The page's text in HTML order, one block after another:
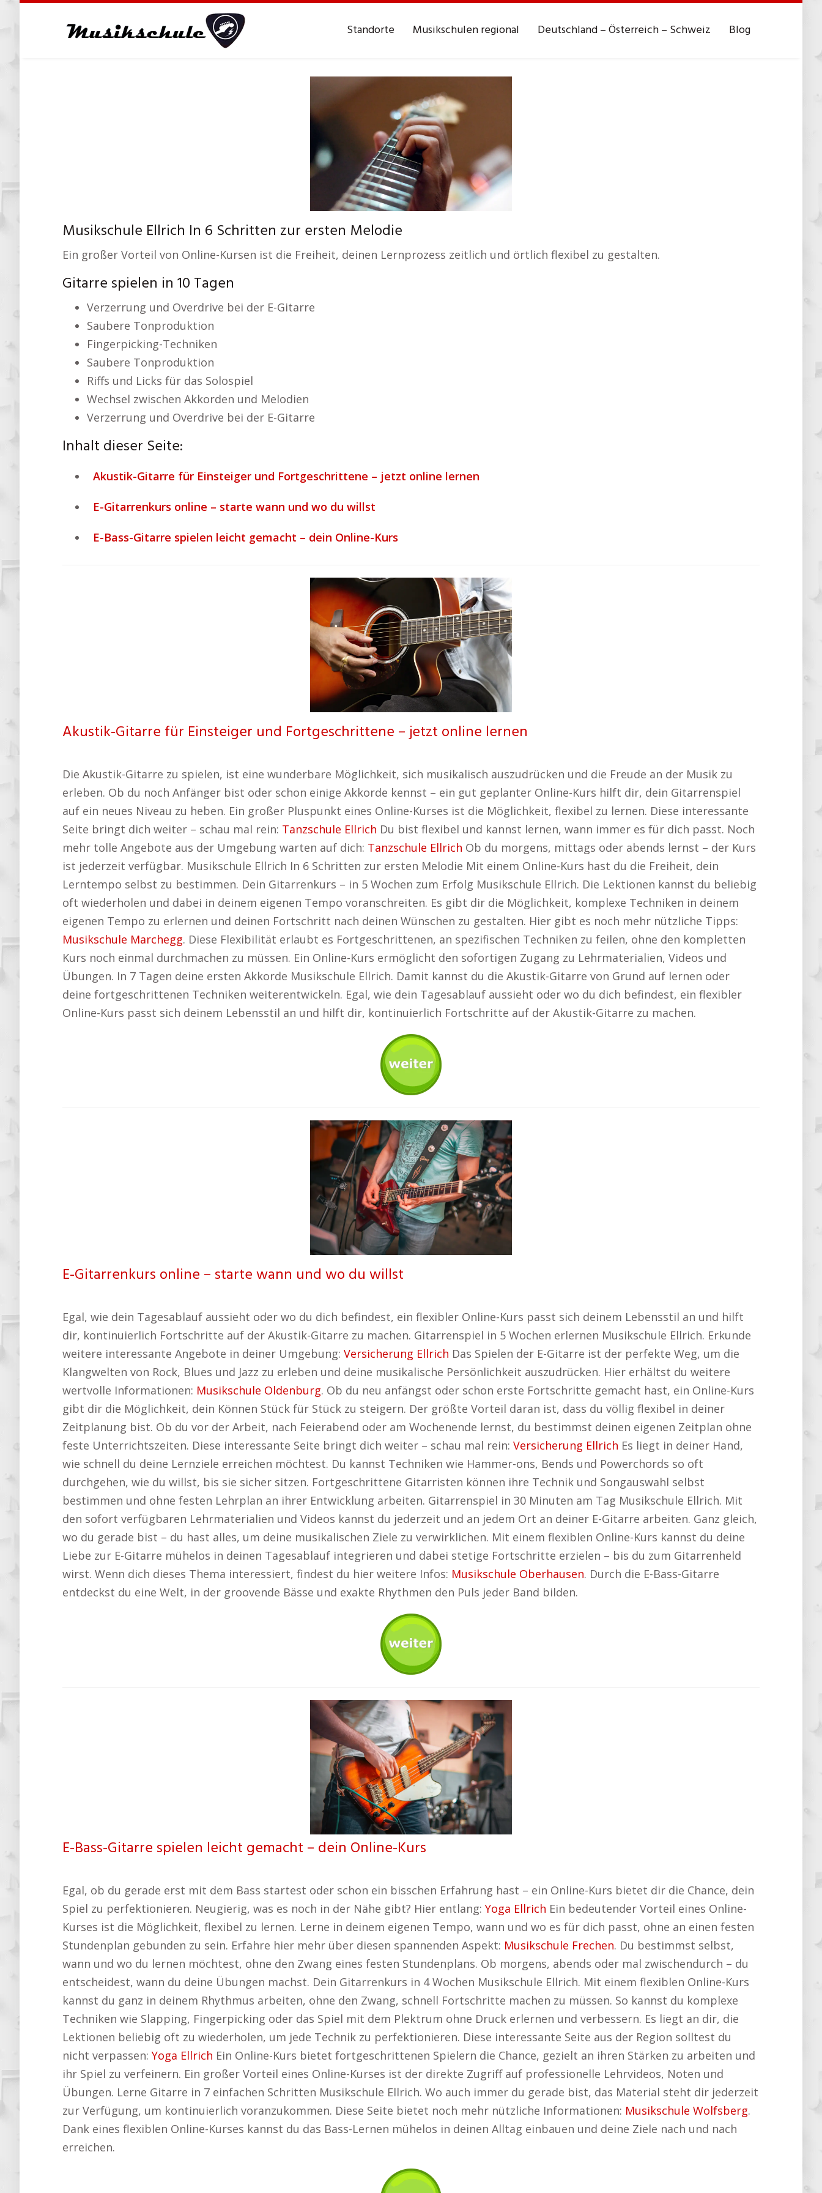
content
Standorte Musikschulen regional Deutschland – Österreich – Schweiz Blog
Musikschule Ellrich In 6 Schritten zur ersten Melodie
Ein großer Vorteil von Online-Kursen ist die Freiheit, deinen Lernprozess zeitlich und örtlich flexibel zu gestalten.
Gitarre spielen in 10 Tagen
Verzerrung und Overdrive bei der E-Gitarre
Saubere Tonproduktion
Fingerpicking-Techniken
Saubere Tonproduktion
Riffs und Licks für das Solospiel
Wechsel zwischen Akkorden und Melodien
Verzerrung und Overdrive bei der E-Gitarre
Inhalt dieser Seite:
Akustik-Gitarre für Einsteiger und Fortgeschrittene – jetzt online lernen
E-Gitarrenkurs online – starte wann und wo du willst
E-Bass-Gitarre spielen leicht gemacht – dein Online-Kurs
Akustik-Gitarre für Einsteiger und Fortgeschrittene – jetzt online lernen
Die Akustik-Gitarre zu spielen, ist eine wunderbare Möglichkeit, sich musikalisch auszudrücken und die Freude an der Musik zu
erleben. Ob du noch Anfänger bist oder schon einige Akkorde kennst – ein gut geplanter Online-Kurs hilft dir, dein Gitarrenspiel
auf ein neues Niveau zu heben. Ein großer Pluspunkt eines Online-Kurses ist die Möglichkeit, flexibel zu lernen. Diese interessante
Seite bringt dich weiter – schau mal rein: Tanzschule Ellrich Du bist flexibel und kannst lernen, wann immer es für dich passt. Noch
mehr tolle Angebote aus der Umgebung warten auf dich: Tanzschule Ellrich Ob du morgens, mittags oder abends lernst – der Kurs
ist jederzeit verfügbar. Musikschule Ellrich In 6 Schritten zur ersten Melodie Mit einem Online-Kurs hast du die Freiheit, dein
Lerntempo selbst zu bestimmen. Dein Gitarrenkurs – in 5 Wochen zum Erfolg Musikschule Ellrich. Die Lektionen kannst du beliebig
oft wiederholen und dabei in deinem eigenen Tempo voranschreiten. Es gibt dir die Möglichkeit, komplexe Techniken in deinem
eigenen Tempo zu erlernen und deinen Fortschritt nach deinen Wünschen zu gestalten. Hier gibt es noch mehr nützliche Tipps:
Musikschule Marchegg. Diese Flexibilität erlaubt es Fortgeschrittenen, an spezifischen Techniken zu feilen, ohne den kompletten
Kurs noch einmal durchmachen zu müssen. Ein Online-Kurs ermöglicht den sofortigen Zugang zu Lehrmaterialien, Videos und
Übungen. In 7 Tagen deine ersten Akkorde Musikschule Ellrich. Damit kannst du die Akustik-Gitarre von Grund auf lernen oder
deine fortgeschrittenen Techniken weiterentwickeln. Egal, wie dein Tagesablauf aussieht oder wo du dich befindest, ein flexibler
Online-Kurs passt sich deinem Lebensstil an und hilft dir, kontinuierlich Fortschritte auf der Akustik-Gitarre zu machen.
E-Gitarrenkurs online – starte wann und wo du willst
Egal, wie dein Tagesablauf aussieht oder wo du dich befindest, ein flexibler Online-Kurs passt sich deinem Lebensstil an und hilft
dir, kontinuierlich Fortschritte auf der Akustik-Gitarre zu machen. Gitarrenspiel in 5 Wochen erlernen Musikschule Ellrich. Erkunde
weitere interessante Angebote in deiner Umgebung: Versicherung Ellrich Das Spielen der E-Gitarre ist der perfekte Weg, um die
Klangwelten von Rock, Blues und Jazz zu erleben und deine musikalische Persönlichkeit auszudrücken. Hier erhältst du weitere
wertvolle Informationen: Musikschule Oldenburg. Ob du neu anfängst oder schon erste Fortschritte gemacht hast, ein Online-Kurs
gibt dir die Möglichkeit, dein Können Stück für Stück zu steigern. Der größte Vorteil daran ist, dass du völlig flexibel in deiner
Zeitplanung bist. Ob du vor der Arbeit, nach Feierabend oder am Wochenende lernst, du bestimmst deinen eigenen Zeitplan ohne
feste Unterrichtszeiten. Diese interessante Seite bringt dich weiter – schau mal rein: Versicherung Ellrich Es liegt in deiner Hand,
wie schnell du deine Lernziele erreichen möchtest. Du kannst Techniken wie Hammer-ons, Bends und Powerchords so oft
durchgehen, wie du willst, bis sie sicher sitzen. Fortgeschrittene Gitarristen können ihre Technik und Songauswahl selbst
bestimmen und ohne festen Lehrplan an ihrer Entwicklung arbeiten. Gitarrenspiel in 30 Minuten am Tag Musikschule Ellrich. Mit
den sofort verfügbaren Lehrmaterialien und Videos kannst du jederzeit und an jedem Ort an deiner E-Gitarre arbeiten. Ganz gleich,
wo du gerade bist – du hast alles, um deine musikalischen Ziele zu verwirklichen. Mit einem flexiblen Online-Kurs kannst du deine
Liebe zur E-Gitarre mühelos in deinen Tagesablauf integrieren und dabei stetige Fortschritte erzielen – bis du zum Gitarrenheld
wirst. Wenn dich dieses Thema interessiert, findest du hier weitere Infos: Musikschule Oberhausen. Durch die E-Bass-Gitarre
entdeckst du eine Welt, in der groovende Bässe und exakte Rhythmen den Puls jeder Band bilden.
E-Bass-Gitarre spielen leicht gemacht – dein Online-Kurs
Egal, ob du gerade erst mit dem Bass startest oder schon ein bisschen Erfahrung hast – ein Online-Kurs bietet dir die Chance, dein
Spiel zu perfektionieren. Neugierig, was es noch in der Nähe gibt? Hier entlang: Yoga Ellrich Ein bedeutender Vorteil eines Online-
Kurses ist die Möglichkeit, flexibel zu lernen. Lerne in deinem eigenen Tempo, wann und wo es für dich passt, ohne an einen festen
Stundenplan gebunden zu sein. Erfahre hier mehr über diesen spannenden Aspekt: Musikschule Frechen. Du bestimmst selbst,
wann und wo du lernen möchtest, ohne den Zwang eines festen Stundenplans. Ob morgens, abends oder mal zwischendurch – du
entscheidest, wann du deine Übungen machst. Dein Gitarrenkurs in 4 Wochen Musikschule Ellrich. Mit einem flexiblen Online-Kurs
kannst du ganz in deinem Rhythmus arbeiten, ohne den Zwang, schnell Fortschritte machen zu müssen. So kannst du komplexe
Techniken wie Slapping, Fingerpicking oder das Spiel mit dem Plektrum ohne Druck erlernen und verbessern. Es liegt an dir, die
Lektionen beliebig oft zu wiederholen, um jede Technik zu perfektionieren. Diese interessante Seite aus der Region solltest du
nicht verpassen: Yoga Ellrich Ein Online-Kurs bietet fortgeschrittenen Spielern die Chance, gezielt an ihren Stärken zu arbeiten und
ihr Spiel zu verfeinern. Ein großer Vorteil eines Online-Kurses ist der direkte Zugriff auf professionelle Lehrvideos, Noten und
Übungen. Lerne Gitarre in 7 einfachen Schritten Musikschule Ellrich. Wo auch immer du gerade bist, das Material steht dir jederzeit
zur Verfügung, um kontinuierlich voranzukommen. Diese Seite bietet noch mehr nützliche Informationen: Musikschule Wolfsberg.
Dank eines flexiblen Online-Kurses kannst du das Bass-Lernen mühelos in deinen Alltag einbauen und deine Ziele nach und nach
erreichen.